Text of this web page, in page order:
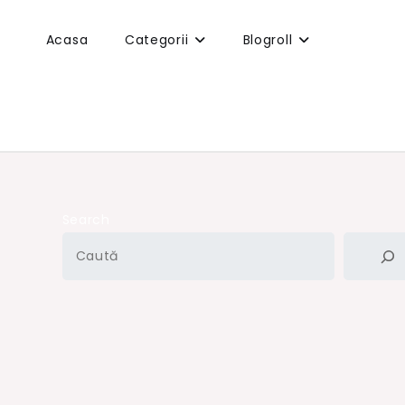
Acasa Categorii Blogroll